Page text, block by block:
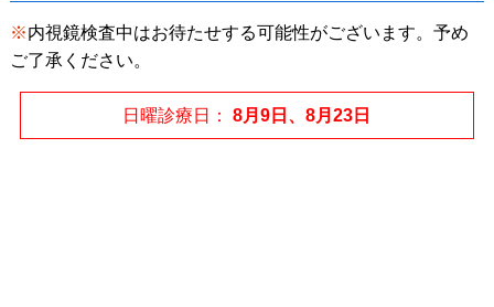
※内視鏡検査中はお待たせする可能性がございます。予め
ご了承ください。
日曜診療日 8月9日、8月23日